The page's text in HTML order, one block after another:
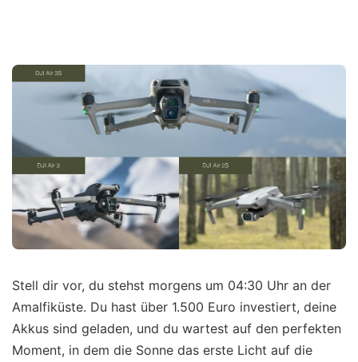
Stell dir vor, du stehst morgens um 04:30 Uhr an der
Amalfiküste. Du hast über 1.500 Euro investiert, deine
Akkus sind geladen, und du wartest auf den perfekten
Moment, in dem die Sonne das erste Licht auf die